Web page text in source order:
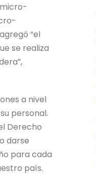
“el
se realiza
a nivel
personal.
Derecho
darse
para cada
país.